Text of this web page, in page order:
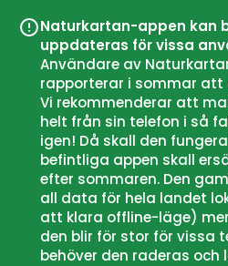
Naturkartan-appen kan
uppdateras för vissa
Användare av
rapporterar i sommar att
Vi rekommenderar att
helt från sin telefon i så
igen! Då skall den
befintliga appen skall
efter sommaren. Den
all data för hela landet
att klara offline-läge)
den blir för stor för vissa
behöver den raderas och